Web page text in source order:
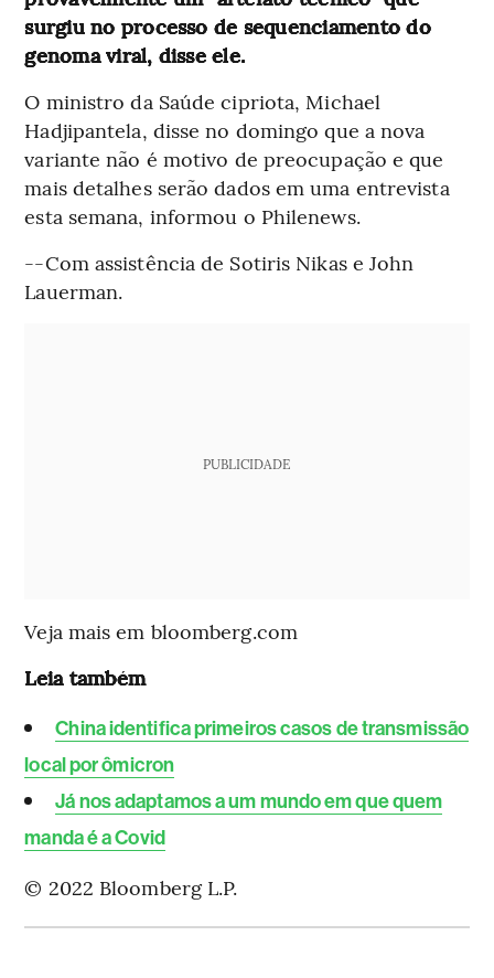
surgiu no processo de sequenciamento do
genoma viral, disse ele.
O ministro da Saúde cipriota, Michael
Hadjipantela, disse no domingo que a nova
variante não é motivo de preocupação e que
mais detalhes serão dados em uma entrevista
esta semana, informou o Philenews.
--Com assistência de Sotiris Nikas e John
Lauerman.
PUBLICIDADE
Veja mais em bloomberg.com
Leia também
China identifica primeiros casos de transmissão
local por ômicron
Já nos adaptamos a um mundo em que quem
manda é a Covid
© 2022 Bloomberg L.P.